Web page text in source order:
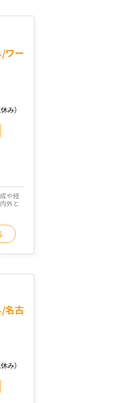
ワー
み）
や経
外と
名古
み）